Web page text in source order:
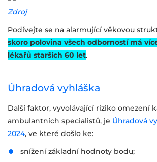
Zdroj
Podívejte se na alarmující věkovou
skoro polovina všech odborností má
lékařů starších 60 let.
Úhradová vyhláška
Další faktor, vyvolávající riziko omezení
ambulantních specialistů, je Úhradová
2024, ve které došlo ke:
snížení základní hodnoty bodu;